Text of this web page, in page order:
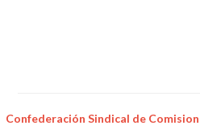
Confederación Sindical de